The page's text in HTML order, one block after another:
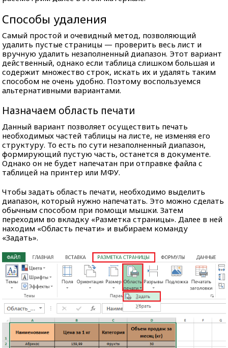
Способы удаления
Самый простой и очевидный метод, позволяющий
удалить пустые страницы — проверить весь лист и
вручную удалить незаполненный диапазон. Этот вариант
действенный, однако если таблица слишком большая и
содержит множество строк, искать их и удалять таким
способом не очень удобно. Поэтому воспользуемся
альтернативными вариантами.
Назначаем область печати
Данный вариант позволяет осуществить печать
необходимых частей таблицы на листе, не изменяя его
структуру. То есть по сути незаполненный диапазон,
формирующий пустую часть, останется в документе.
Однако он не будет напечатан при отправке файла с
таблицей на принтер или МФУ.
Чтобы задать область печати, необходимо выделить
диапазон, который нужно напечатать. Это можно сделать
обычным способом при помощи мышки. Затем
переходим во вкладку «Разметка страницы». Далее в ней
находим «Область печати» и выбираем команду
«Задать».